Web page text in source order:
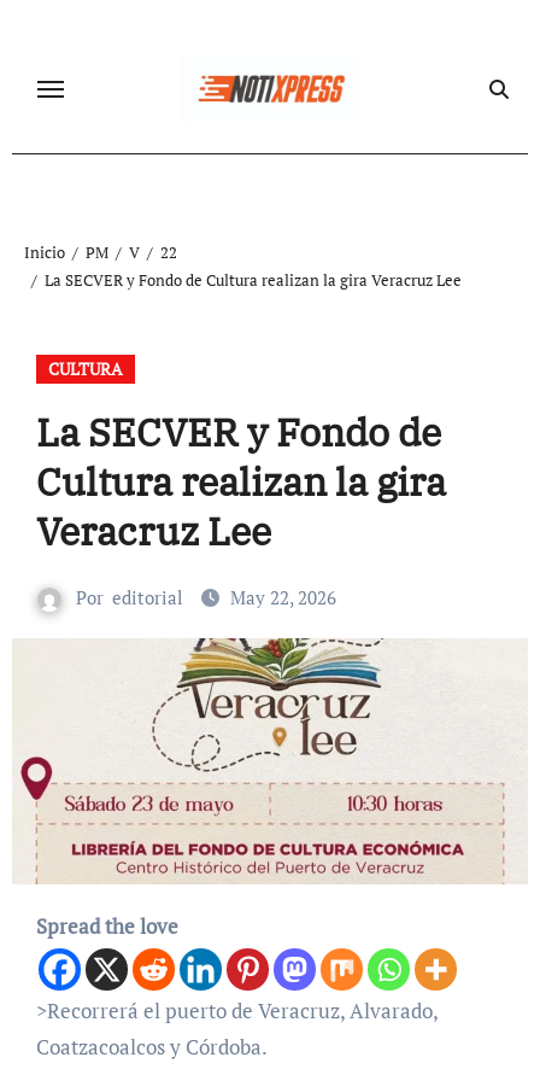
contenido
Inicio PM V
22
La SECVER y Fondo de Cultura realizan la gira Veracruz Lee
CULTURA
La SECVER y Fondo de
Cultura realizan la gira
Veracruz Lee
Por editorial May 22, 2026
Spread the love
>Recorrerá el puerto de Veracruz, Alvarado,
Coatzacoalcos y Córdoba.